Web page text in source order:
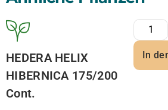
HEDERA HELIX
HIBERNICA 175/200
Cont.
In